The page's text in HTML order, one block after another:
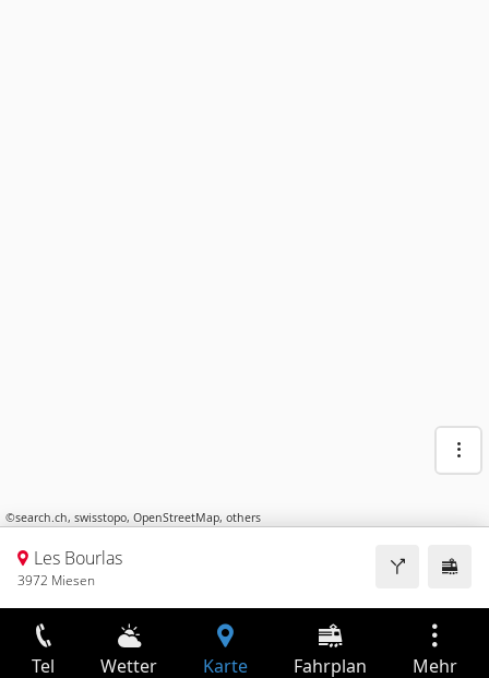
©search.ch, swisstopo, OpenStreetMap, others
Les Bourlas
3972 Miesen
Tel Wetter Karte Fahrplan Mehr